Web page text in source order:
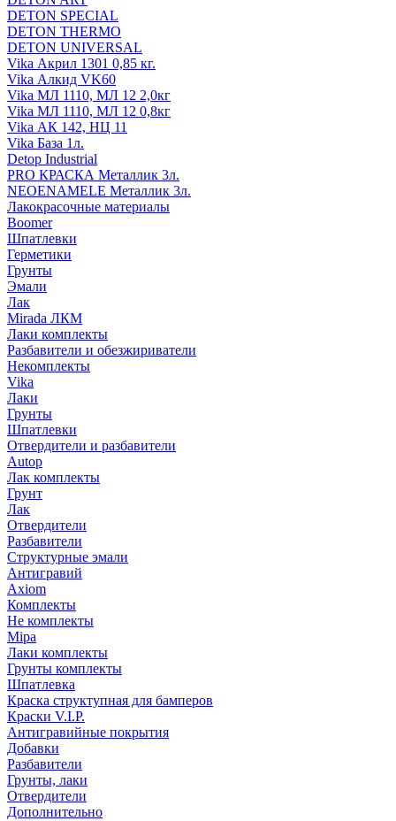
DETON SPECIAL
DETON THERMO
DETON UNIVERSAL
Vika Акрил 1301 0,85 кг.
Vika Алкид VK60
Vika МЛ 1110, МЛ 12 2,0кг
Vika МЛ 1110, МЛ 12 0,8кг
Vika АК 142, НЦ 11
Vika База 1л.
Detop Industrial
PRO КРАСКА Металлик 3л.
NEOENAMELE Металлик 3л.
Лакокрасочные материалы
Boomer
Шпатлевки
Герметики
Грунты
Эмали
Лак
Mirada ЛКМ
Лаки комплекты
Разбавители и обезжириватели
Некомплекты
Vika
Лаки
Грунты
Шпатлевки
Отвердители и разбавители
Autop
Лак комплекты
Грунт
Лак
Отвердители
Разбавители
Структурные эмали
Антигравий
Axiom
Комплекты
Не комплекты
Mipa
Лаки комплекты
Грунты комплекты
Шпатлевка
Краска структупная для бамперов
Краски V.I.P.
Антигравийные покрытия
Добавки
Разбавители
Грунты, лаки
Отвердители
Дополнительно